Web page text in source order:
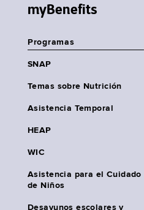
myBenefits
Programas
SNAP
Temas sobre Nutrición
Asistencia Temporal
HEAP
WIC
Asistencia para el Cuidado
de Niños
Desayunos escolares y